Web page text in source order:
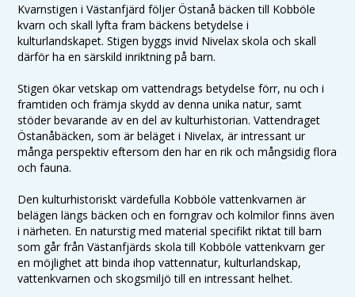
Kvarnstigen i Västanfjärd följer Östanå bäcken till Kobböle
kvarn och skall lyfta fram bäckens betydelse i
kulturlandskapet. Stigen byggs invid Nivelax skola och skall
därför ha en särskild inriktning på barn.
Stigen ökar vetskap om vattendrags betydelse förr, nu och i
framtiden och främja skydd av denna unika natur, samt
stöder bevarande av en del av kulturhistorian. Vattendraget
Östanåbäcken, som är beläget i Nivelax, är intressant ur
många perspektiv eftersom den har en rik och mångsidig flora
och fauna.
Den kulturhistoriskt värdefulla Kobböle vattenkvarnen är
belägen längs bäcken och en forngrav och kolmilor finns även
i närheten. En naturstig med material specifikt riktat till barn
som går från Västanfjärds skola till Kobböle vattenkvarn ger
en möjlighet att binda ihop vattennatur, kulturlandskap,
vattenkvarnen och skogsmiljö till en intressant helhet.